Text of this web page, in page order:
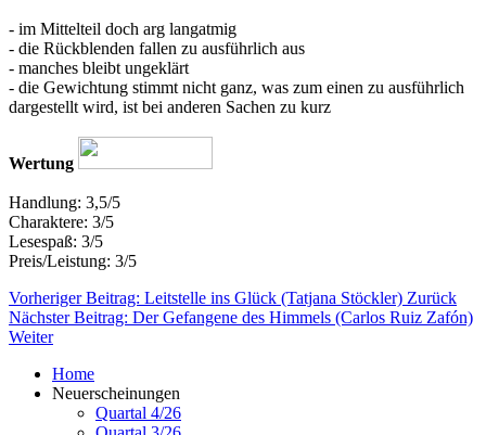
- im Mittelteil doch arg langatmig
- die Rückblenden fallen zu ausführlich aus
- manches bleibt ungeklärt
- die Gewichtung stimmt nicht ganz, was zum einen zu ausführlich
dargestellt wird, ist bei anderen Sachen zu kurz
Wertung
Handlung: 3,5/5
Charaktere: 3/5
Lesespaß: 3/5
Preis/Leistung: 3/5
Vorheriger Beitrag: Leitstelle ins Glück (Tatjana Stöckler) Zurück
Nächster Beitrag: Der Gefangene des Himmels (Carlos Ruiz Zafón)
Weiter
Home
Neuerscheinungen
Quartal 4/26